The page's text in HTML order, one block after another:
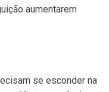
aumentarem
se esconder na